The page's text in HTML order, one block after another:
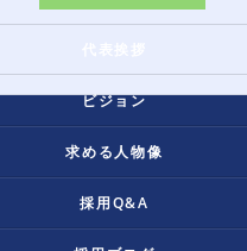
ビジョン
求める人物像
採用Q&A